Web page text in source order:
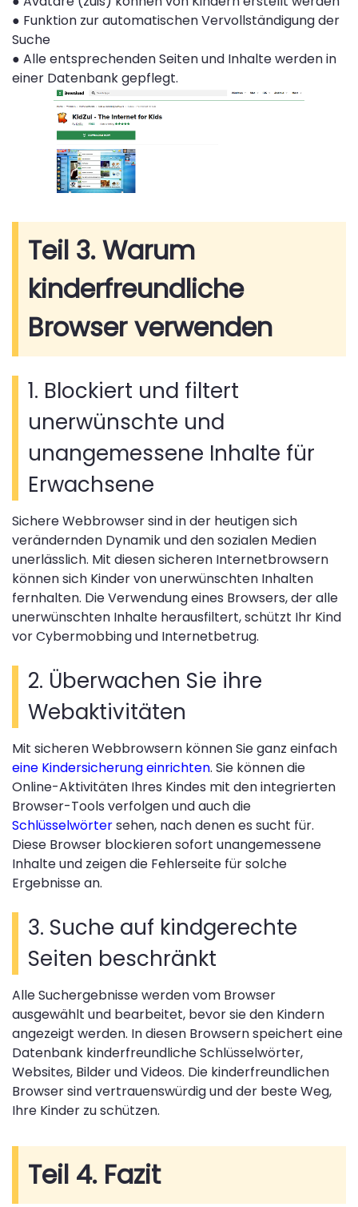
● Funktion zur automatischen Vervollständigung der
Suche
● Alle entsprechenden Seiten und Inhalte werden in
einer Datenbank gepflegt.
Teil 3. Warum
kinderfreundliche
Browser verwenden
1. Blockiert und filtert
unerwünschte und
unangemessene Inhalte für
Erwachsene
Sichere Webbrowser sind in der heutigen sich
verändernden Dynamik und den sozialen Medien
unerlässlich. Mit diesen sicheren Internetbrowsern
können sich Kinder von unerwünschten Inhalten
fernhalten. Die Verwendung eines Browsers, der alle
unerwünschten Inhalte herausfiltert, schützt Ihr Kind
vor Cybermobbing und Internetbetrug.
2. Überwachen Sie ihre
Webaktivitäten
Mit sicheren Webbrowsern können Sie ganz einfach
eine Kindersicherung einrichten. Sie können die
Online-Aktivitäten Ihres Kindes mit den integrierten
Browser-Tools verfolgen und auch die
Schlüsselwörtersehen, nach denen es sucht für.
Diese Browser blockieren sofort unangemessene
Inhalte und zeigen die Fehlerseite für solche
Ergebnisse an.
3. Suche auf kindgerechte
Seiten beschränkt
Alle Suchergebnisse werden vom Browser
ausgewählt und bearbeitet, bevor sie den Kindern
angezeigt werden. In diesen Browsern speichert eine
Datenbank kinderfreundliche Schlüsselwörter,
Websites, Bilder und Videos. Die kinderfreundlichen
Browser sind vertrauenswürdig und der beste Weg,
Ihre Kinder zu schützen.
Teil 4. Fazit